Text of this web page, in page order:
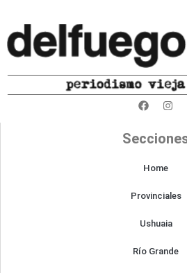
F
a
b
k
I
n
a
a
Home
Provinciales
Ushuaia
Río Grande